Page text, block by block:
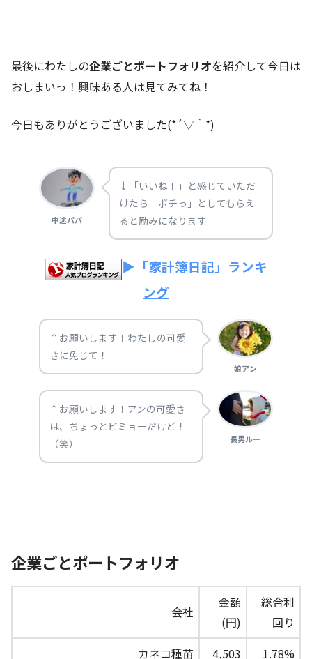
最後にわたしの企業ごとポートフォリオを紹介して今日は
おしまいっ！興味ある人は見てみてね！
今日もありがとうございました(*´▽｀*)
中途パパ
↓「いいね！」と感じていただ
けたら「ポチっ」としてもらえ
ると励みになります
▶「家計簿日記」ランキ
ング
↑お願いします！わたしの可愛
さに免じて！
娘アン
↑お願いします！アンの可愛さ
は、ちょっとビミョーだけど！
（笑）
長男ルー
企業ごとポートフォリオ
会社
金額
(円)
総合利
回り
カネコ種苗
4,503
1.78%